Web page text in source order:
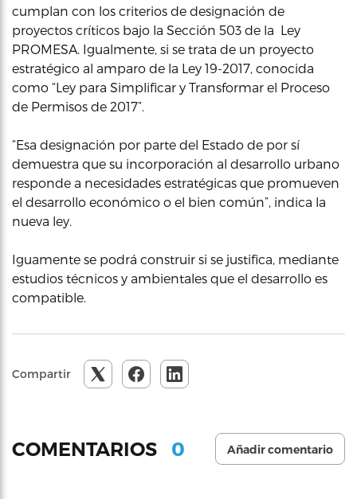
cumplan con los criterios de designación de
proyectos críticos bajo la Sección 503 de la Ley
PROMESA. Igualmente, si se trata de un proyecto
estratégico al amparo de la Ley 19-2017, conocida
como “Ley para Simplificar y Transformar el Proceso
de Permisos de 2017”.
“Esa designación por parte del Estado de por sí
demuestra que su incorporación al desarrollo urbano
responde a necesidades estratégicas que promueven
el desarrollo económico o el bien común”, indica la
nueva ley.
Iguamente se podrá construir si se justifica, mediante
estudios técnicos y ambientales que el desarrollo es
compatible.
Compartir
COMENTARIOS 0 Añadir comentario